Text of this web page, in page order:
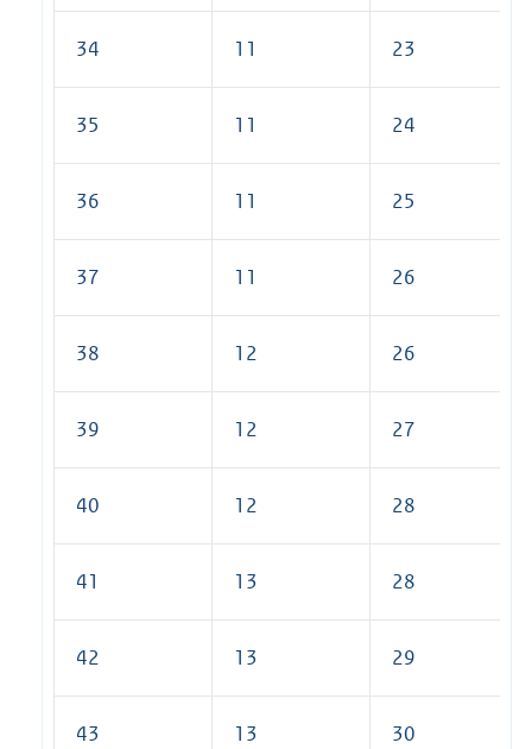
34 11 23
35 11 24
36 11 25
37 11 26
38 12 26
39 12 27
40 12 28
41 13 28
42 13 29
43 13 30